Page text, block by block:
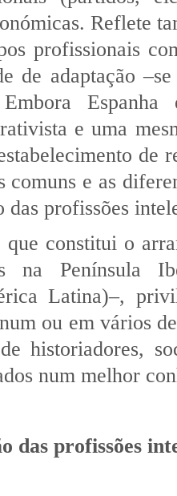
Reflete
profissionais
de adaptação
e uma
de
comuns e as
das profissões
constitui o
na Península
Latina)–,
ou em vários
historiadores,
num melhor
das profissões